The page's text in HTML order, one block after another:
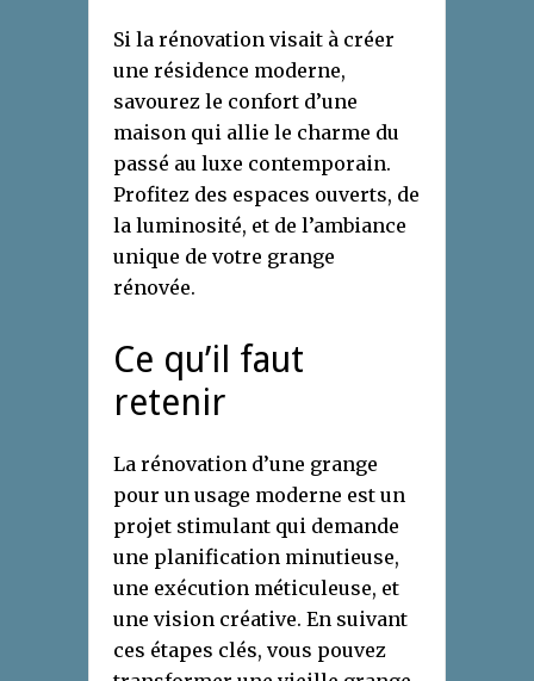
Si la rénovation visait à créer
une résidence moderne,
savourez le confort d’une
maison qui allie le charme du
passé au luxe contemporain.
Profitez des espaces ouverts, de
la luminosité, et de l’ambiance
unique de votre grange
rénovée.
Ce qu’il faut
retenir
La rénovation d’une grange
pour un usage moderne est un
projet stimulant qui demande
une planification minutieuse,
une exécution méticuleuse, et
une vision créative. En suivant
ces étapes clés, vous pouvez